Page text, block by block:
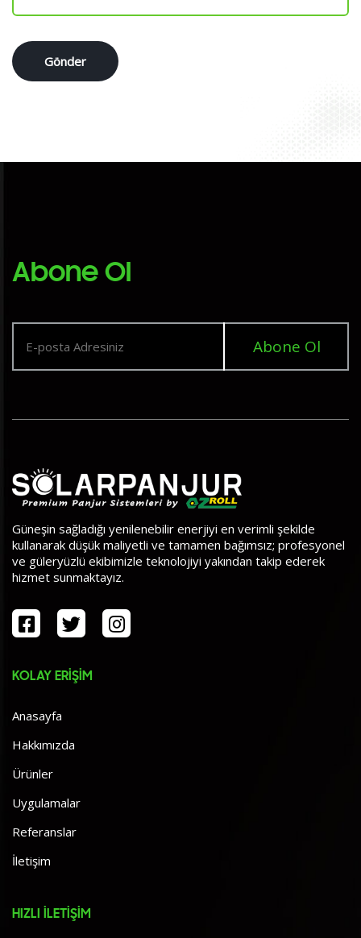
Gönder
Abone Ol
Abone Ol
Güneşin sağladığı yenilenebilir enerjiyi en verimli şekilde
kullanarak düşük maliyetli ve tamamen bağımsız; profesyonel
ve güleryüzlü ekibimizle teknolojiyi yakından takip ederek
hizmet sunmaktayız.
KOLAY ERİŞİM
Anasayfa
Hakkımızda
Ürünler
Uygulamalar
Referanslar
İletişim
HIZLI İLETİŞİM